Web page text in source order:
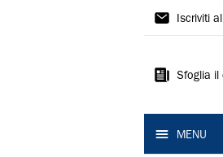
Il
Iscriviti
Sfoglia il
MENU